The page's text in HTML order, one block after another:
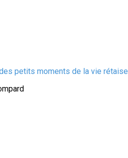
petits moments de la vie rétaise